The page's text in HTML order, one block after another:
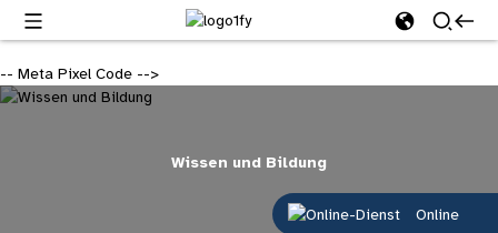
-- Meta Pixel Code -->
Online
Wissen und Bildung